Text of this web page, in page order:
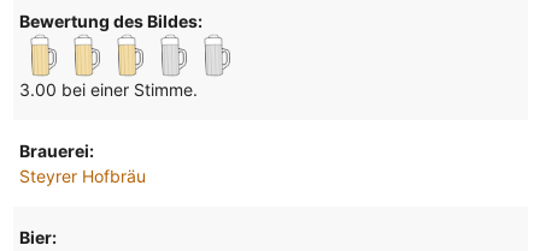
Bewertung des Bildes:
3.00 bei einer Stimme.
Brauerei:
Steyrer Hofbräu
Bier: